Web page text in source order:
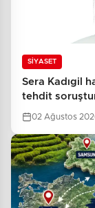
SİYASET
Sera Kadıgil
tehdit
02 Ağustos